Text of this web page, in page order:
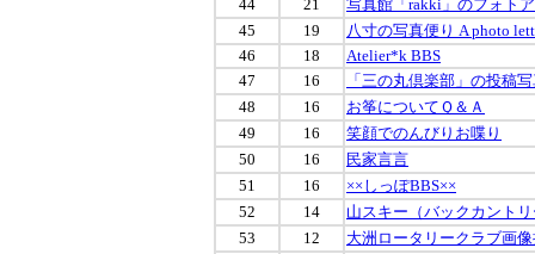
44
21
写真館「rakki」のフォト
45
19
八寸の写真便り A photo
46
18
Atelier*k BBS
47
16
「三の丸倶楽部」の投稿
48
16
お筝についてＱ＆Ａ
49
16
笑顔でのんびりお喋り
50
16
民家言言
51
16
××しっぽBBS××
52
14
山スキー（バックカント
53
12
大洲ロータリークラブ画